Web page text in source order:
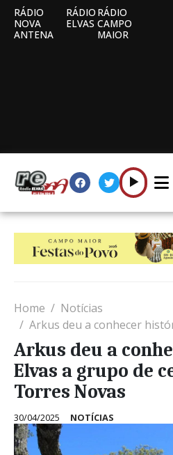
RÁDIO
NOVA
ANTENA
RÁDIO
ELVAS
RÁDIO
CAMPO
MAIOR
Home
Notícias
Arkus deu a conhecer história de Elvas a
Arkus deu a
Elvas a grupo de
Torres Novas
30/04/2025 NOTÍCIAS